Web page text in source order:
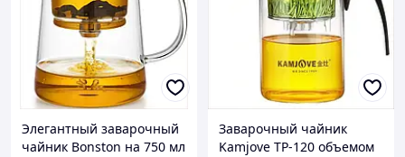
Элегантный заварочный
чайник Bonston на 750 мл
Заварочный чайник
Kamjove TP-120 объемом